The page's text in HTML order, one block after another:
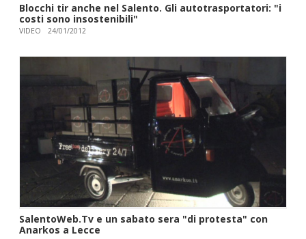
Blocchi tir anche nel Salento. Gli autotrasportatori: "i
costi sono insostenibili"
VIDEO 24/01/2012
SalentoWeb.Tv e un sabato sera "di protesta" con
Anarkos a Lecce